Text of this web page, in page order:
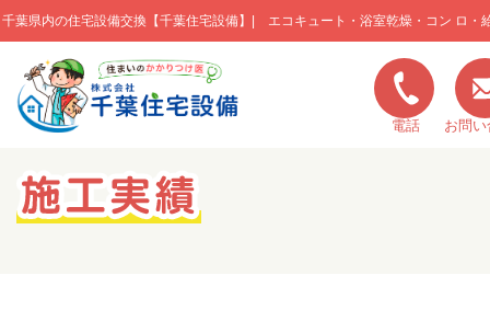
千葉県内の住宅設備交換【千葉住宅設備】| エコキュート・浴室乾燥・コン ロ・
このページの本文へ移動
電話 お問
キャンペーン一覧